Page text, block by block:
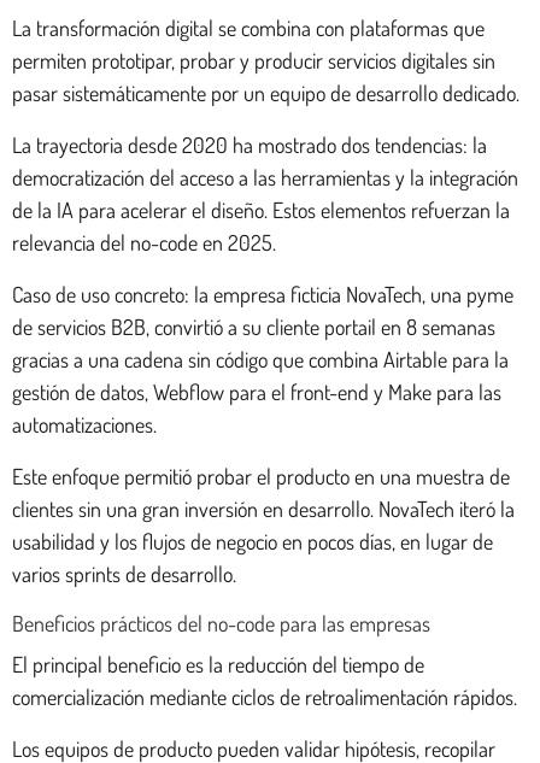
La transformación digital se combina con plataformas que
permiten prototipar, probar y producir servicios digitales sin
pasar sistemáticamente por un equipo de desarrollo dedicado.
La trayectoria desde 2020 ha mostrado dos tendencias: la
democratización del acceso a las herramientas y la integración
de la IA para acelerar el diseño. Estos elementos refuerzan la
relevancia del no-code en 2025.
Caso de uso concreto: la empresa ficticia NovaTech, una pyme
de servicios B2B, convirtió a su cliente portail en 8 semanas
gracias a una cadena sin código que combina Airtable para la
gestión de datos, Webflow para el front-end y Make para las
automatizaciones.
Este enfoque permitió probar el producto en una muestra de
clientes sin una gran inversión en desarrollo. NovaTech iteró la
usabilidad y los flujos de negocio en pocos días, en lugar de
varios sprints de desarrollo.
Beneficios prácticos del no-code para las empresas
El principal beneficio es la reducción del tiempo de
comercialización mediante ciclos de retroalimentación rápidos.
Los equipos de producto pueden validar hipótesis, recopilar